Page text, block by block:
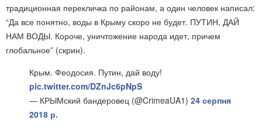
традиционная перекличка по районам, а один человек написал:
“Да все понятно, воды в Крыму скоро не будет. ПУТИН, ДАЙ
НАМ ВОДЫ. Короче, уничтожение народа идет, причем
глобальное” (скрин).
Крым. Феодосия. Путин, дай воду!
pic.twitter.com/DZnJc6pNpS
— КРЫМский бандеровец (@CrimeaUA1) 24 серпня
2018 р.